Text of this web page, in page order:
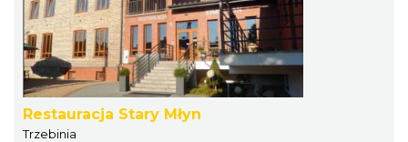
Restauracja Stary Młyn
Trzebinia